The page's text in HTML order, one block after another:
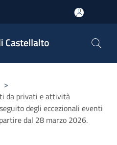
Castellalto
>
da privati e attività
degli eccezionali eventi
dal 28 marzo 2026.